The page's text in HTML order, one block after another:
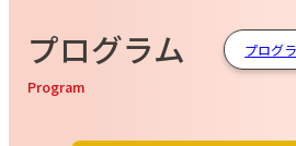
プログラム
Program
プログ